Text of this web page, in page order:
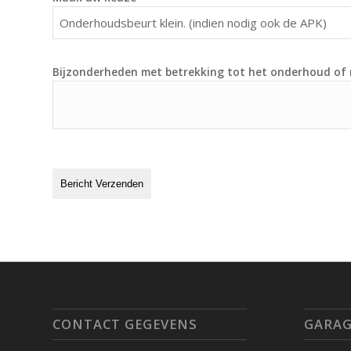
Onderhoudsbeurt klein. (indien nodig ook de APK)
Bijzonderheden met betrekking tot het onderhoud of
Bericht Verzenden
CONTACT GEGEVENS